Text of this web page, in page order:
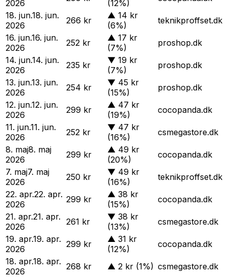
2026
(12%)
18. jun.18. jun.
2026
266 kr ▲ 14 kr
(6%)
teknikproffset.dk
16. jun.16. jun.
2026
252 kr ▲ 17 kr
(7%)
proshop.dk
14. jun.14. jun.
2026
235 kr ▼ 19 kr
(7%)
proshop.dk
13. jun.13. jun.
2026
254 kr ▼ 45 kr
(15%)
proshop.dk
12. jun.12. jun.
2026
299 kr ▲ 47 kr
(19%)
cocopanda.dk
11. jun.11. jun.
2026
252 kr ▼ 47 kr
(16%)
csmegastore.dk
8. maj8. maj
2026
299 kr ▲ 49 kr
(20%)
cocopanda.dk
7. maj7. maj
2026
250 kr ▼ 49 kr
(16%)
teknikproffset.dk
22. apr.22. apr.
2026
299 kr ▲ 38 kr
(15%)
cocopanda.dk
21. apr.21. apr.
2026
261 kr ▼ 38 kr
(13%)
csmegastore.dk
19. apr.19. apr.
2026
299 kr ▲ 31 kr
(12%)
cocopanda.dk
18. apr.18. apr.
2026
268 kr ▲ 2 kr (1%) csmegastore.dk